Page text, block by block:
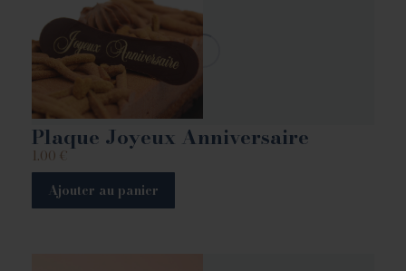
Plaque Joyeux Anniversaire
1.00 €
Ajouter au panier